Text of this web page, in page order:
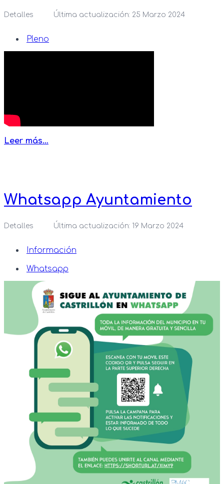
Detalles Última actualización: 25 Marzo 2024
Pleno
Leer más…
Whatsapp Ayuntamiento
Detalles Última actualización: 19 Marzo 2024
Información
Whatsapp